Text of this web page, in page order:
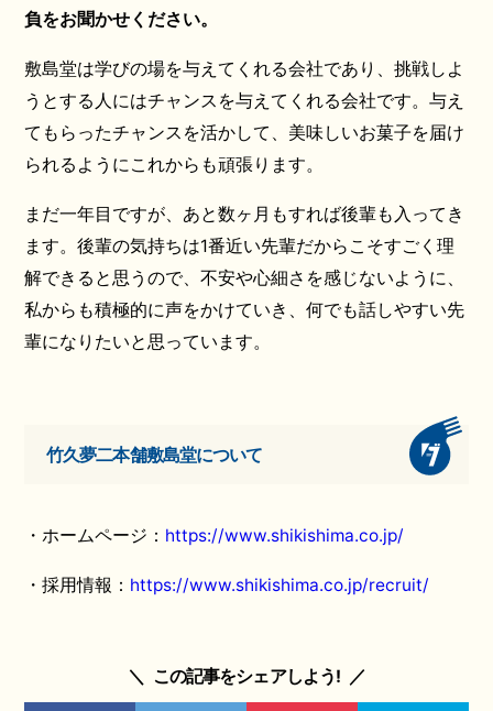
負をお聞かせください。
敷島堂は学びの場を与えてくれる会社であり、挑戦しよ
うとする人にはチャンスを与えてくれる会社です。与え
てもらったチャンスを活かして、美味しいお菓子を届け
られるようにこれからも頑張ります。
まだ一年目ですが、あと数ヶ月もすれば後輩も入ってき
ます。後輩の気持ちは1番近い先輩だからこそすごく理
解できると思うので、不安や心細さを感じないように、
私からも積極的に声をかけていき、何でも話しやすい先
輩になりたいと思っています。
竹久夢二本舗敷島堂について
・ホームページ： https://www.shikishima.co.jp/
・採用情報： https://www.shikishima.co.jp/recruit/
＼ この記事をシェアしよう! ／